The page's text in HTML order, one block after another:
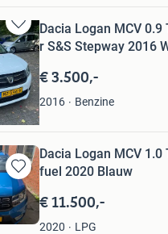
Bewaren
in
Favorieten
Dacia Logan MCV 0.9
r S&S Stepway 2016
€ 3.500,-
2016 Benzine
Bewaren
in
Mijn
Favorieten
Dacia Logan MCV 1.0
fuel 2020 Blauw
€ 11.500,-
2020 LPG